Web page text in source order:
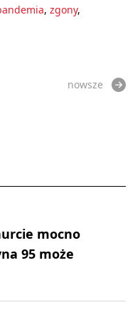
, zgony,
nowsze
mocno
95 może